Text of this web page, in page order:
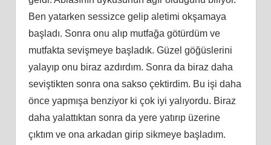
Ben yatarken sessizce gelip aletimi okşamaya
başladı. Sonra onu alıp mutfağa götürdüm ve
mutfakta sevişmeye başladık. Güzel göğüslerini
yalayıp onu biraz azdırdım. Sonra da biraz daha
seviştikten sonra ona sakso çektirdim. Bu işi daha
önce yapmışa benziyor ki çok iyi yalıyordu. Biraz
daha yalattıktan sonra da yere yatırıp üzerine
çıktım ve ona arkadan girip sikmeye başladım.